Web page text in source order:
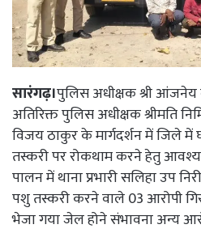
सारंगढ़।पुलिस अधीक्षक श्री आंजनेय
अतिरिक्त पुलिस अधीक्षक श्रीमति
विजय ठाकुर के मार्गदर्शन में जिले में
तस्करी पर रोकथाम करने हेतु
पालन में थाना प्रभारी सलिहा उप
पशु तस्करी करने वाले 03 आरोपी
भेजा गया जेल होने संभावना अन्य